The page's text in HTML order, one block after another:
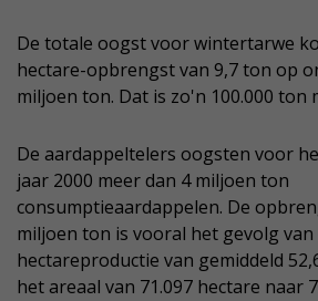
De totale oogst voor wintertarwe
hectare-opbrengst van 9,7 ton op
miljoen ton. Dat is zo'n 100.000 ton
De aardappeltelers oogsten voor
jaar 2000 meer dan 4 miljoen ton
consumptieaardappelen. De
miljoen ton is vooral het gevolg van
hectareproductie van gemiddeld
het areaal van 71.097 hectare naar